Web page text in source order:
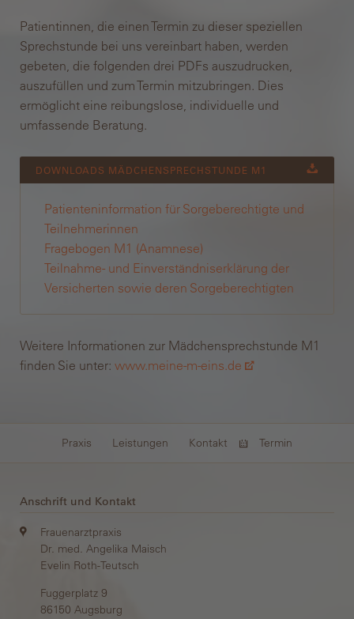
Patientinnen, die einen Termin zu dieser speziellen
Sprechstunde bei uns vereinbart haben, werden
gebeten, die folgenden drei PDFs auszudrucken,
auszufüllen und zum Termin mitzubringen. Dies
ermöglicht eine reibungslose, individuelle und
umfassende Beratung.
DOWNLOADS MÄDCHEN­SPRECHSTUNDE M1
Patienten­information für Sorge­berechtigte und
Teilnehmer­innen
Fragebogen M1 (Anamnese)
Teilnahme- und Einverständni­serklärung der
Versicherten sowie deren Sorge­berechtigten
Weitere Informationen zur Mädchensprechstunde M1
finden Sie unter: www.meine-m-eins.de
Navigation
Praxis Leistungen Kontakt Termin
Anschrift und Kontakt
Frauen­arztpraxis
Dr. med. Angelika Maisch
Evelin Roth-Teutsch
Fuggerplatz 9
86150 Augsburg